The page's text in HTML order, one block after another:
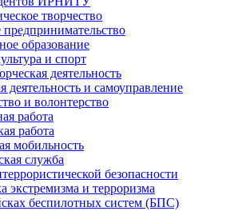
творчество
предпринимательство
образование
и спорт
деятельность
деятельность и самоуправление
и волонтерство
работа
работа
мобильность
служба
безопасности
экстремизма и терроризма
беспилотных систем (БПС)